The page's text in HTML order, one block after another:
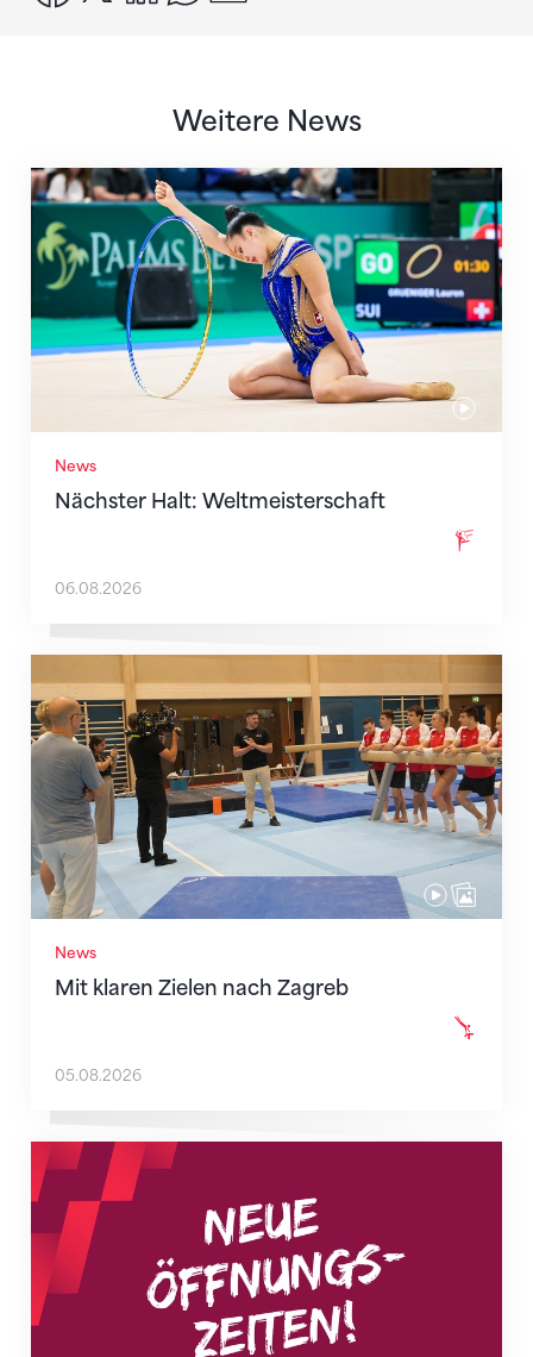
Weitere News
News
Nächster Halt: Weltmeisterschaft
Nächster Halt: Weltmeisterschaft
06.08.2026
News
Mit klaren Zielen nach Zagreb
Mit klaren Zielen nach Zagreb
05.08.2026
Neue Empfangszeiten ab 1. August 2026